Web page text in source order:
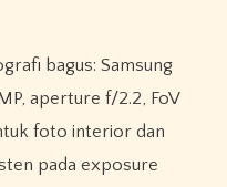
bagus: Samsung
aperture f/2.2, FoV
foto interior dan
pada exposure